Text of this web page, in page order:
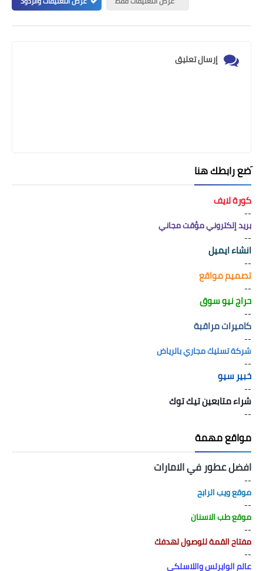
إرسال تعليق
َضع رابطك هنا
كورة لايف
--
بريد إلكتروني مؤقت مجاني
--
انشاء ايميل
--
تصميم مواقع
--
حراج نيو سوق
--
كاميرات مراقبة
--
شركة تسليك مجاري بالرياض
--
خبير سيو
--
شراء متابعين تيك توك
--
مواقع مهمة
افضل عطور في الامارات
--
موقع ويب الرابح
--
موقع طب الاسنان
--
مفتاح القمة للوصول لهدفك
--
عالم الوايرلس واللاسلكي